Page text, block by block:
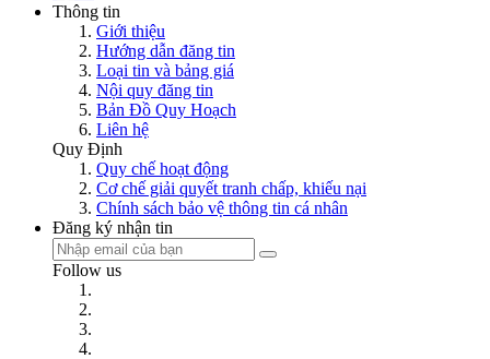
Thông tin
Giới thiệu
Hướng dẫn đăng tin
Loại tin và bảng giá
Nội quy đăng tin
Bản Đồ Quy Hoạch
Liên hệ
Quy Định
Quy chế hoạt động
Cơ chế giải quyết tranh chấp, khiếu nại
Chính sách bảo vệ thông tin cá nhân
Đăng ký nhận tin
Follow us